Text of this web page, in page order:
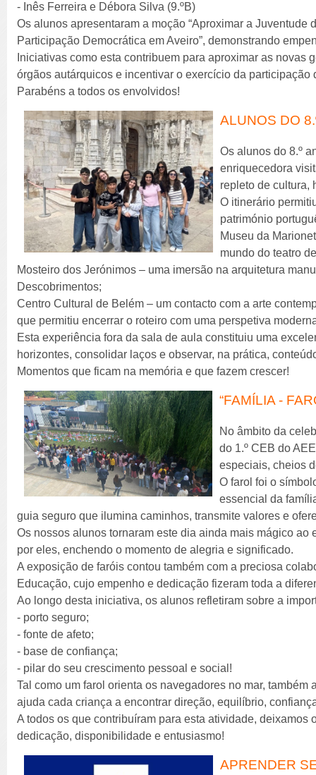
- Inês Ferreira e Débora Silva (9.ºB)
Os alunos apresentaram a moção “Aproximar a Juventude
Participação Democrática em Aveiro”, demonstrando
Iniciativas como esta contribuem para aproximar as novas
órgãos autárquicos e incentivar o exercício da participação
Parabéns a todos os envolvidos!
ALUNOS DO
Os alunos do 8.º
enriquecedora
repleto de cultura,
O itinerário
património
Museu da
mundo do teatro
Mosteiro dos Jerónimos – uma imersão na arquitetura
Descobrimentos;
Centro Cultural de Belém – um contacto com a arte
que permitiu encerrar o roteiro com uma perspetiva
Esta experiência fora da sala de aula constituiu uma
horizontes, consolidar laços e observar, na prática,
Momentos que ficam na memória e que fazem crescer!
“FAMÍLIA -
No âmbito da
do 1.º CEB do
especiais, cheios
O farol foi o
essencial da
guia seguro que ilumina caminhos, transmite valores e
Os nossos alunos tornaram este dia ainda mais mágico ao
por eles, enchendo o momento de alegria e significado.
A exposição de faróis contou também com a preciosa
Educação, cujo empenho e dedicação fizeram toda a
Ao longo desta iniciativa, os alunos refletiram sobre a
- porto seguro;
- fonte de afeto;
- base de confiança;
- pilar do seu crescimento pessoal e social!
Tal como um farol orienta os navegadores no mar, também
ajuda cada criança a encontrar direção, equilíbrio,
A todos os que contribuíram para esta atividade, deixamos
dedicação, disponibilidade e entusiasmo!
APRENDER